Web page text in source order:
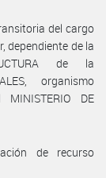
del cargo
dependiente de la
de la
organismo
DE
de recurso